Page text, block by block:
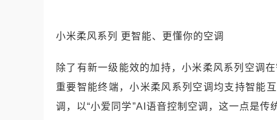
小米柔风系列 更智能、更懂你的空调
除了有新一级能效的加持，小米柔风系列空调
重要智能终端，小米柔风系列空调均支持智能
调，以“小爱同学”AI语音控制空调，这一点是